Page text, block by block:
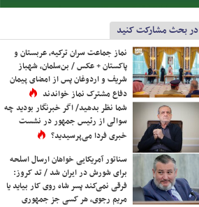
در بحث مشارکت کنید
نماز جماعت سران ترکیه، عربستان و
پاکستان + عکس / بن‌سلمان، شهباز
شریف و اردوغان پس از امضای پیمان
دفاع مشترک نماز خواندند
شما نظر بدهید/ اگر خبرنگار بودید چه
سوالی از رئیس جمهور در نشست
خبری فردا می‌پرسیدید؟
سناتور آمریکایی خواهان ارسال اسلحه
برای شورش در ایران شد / تد کروز:
فرقی نمی‌کند پسر شاه روی کار بیاید یا
مریم رجوی، هر کسی جز جمهوری